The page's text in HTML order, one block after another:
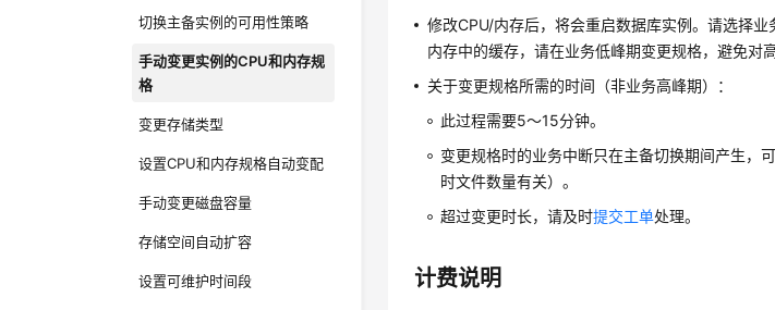
切换主备实例的可用性策略
手动变更实例的CPU和内存规
格
变更存储类型
设置CPU和内存规格自动变配
手动变更磁盘容量
存储空间自动扩容
设置可维护时间段
修改CPU/内存后，将会重启数据库实例。请选择
内存中的缓存，请在业务低峰期变更规格，避免对
关于变更规格所需的时间（非业务高峰期）：
此过程需要5～15分钟。
变更规格时的业务中断只在主备切换期间产生，
时文件数量有关）。
超过变更时长，请及时提交工单处理。
计费说明